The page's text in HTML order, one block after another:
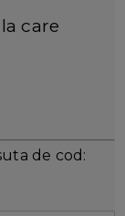
care
de cod: